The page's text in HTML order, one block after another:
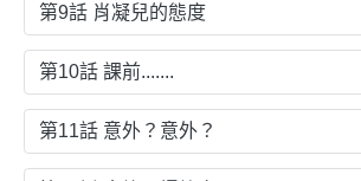
第9話 肖凝兒的態度
第10話 課前.......
第11話 意外？意外？